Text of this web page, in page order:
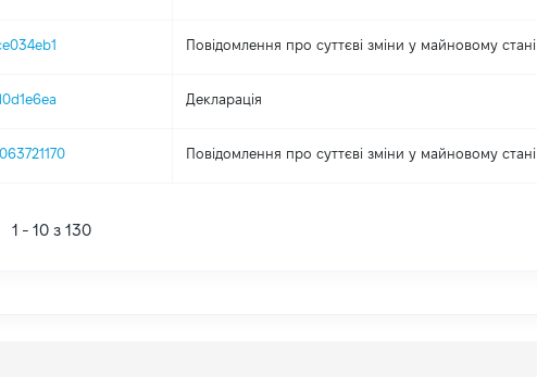
Повідомлення про суттєві зміни y майновому стані
Декларація
Повідомлення про суттєві зміни y майновому стані
1 - 10 з 130